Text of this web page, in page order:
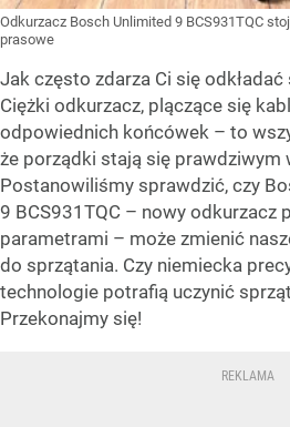
Odkurzacz Bosch Unlimited 9 BCS931TQC
prasowe
Jak często zdarza Ci się
Ciężki odkurzacz, plączące się
odpowiednich końcówek – to
że porządki stają się prawdziwym
Postanowiliśmy sprawdzić, czy
9 BCS931TQC – nowy odkurzacz
parametrami – może zmienić
do sprzątania. Czy niemiecka
technologie potrafią uczynić
Przekonajmy się!